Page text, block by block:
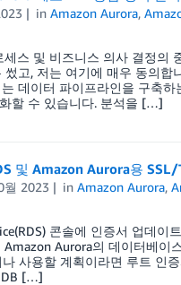
inAmazon Aurora,
스 및 비즈니스 의사 결정의
고, 저는 여기에 매우 동의
데이터 파이프라인을 구축
할 수 있습니다. 분석을 […]
및 Amazon Aurora용 SSL/
월 2023 inAmazon Aurora,
콘솔에 인증서 업데
Amazon Aurora의 데이터베
사용할 계획이라면 루트 인
DB […]